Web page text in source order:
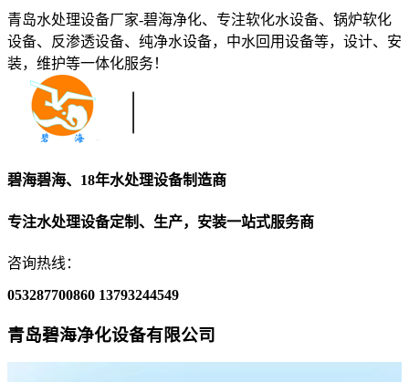
青岛水处理设备厂家-碧海净化、专注软化水设备、锅炉软化
设备、反渗透设备、纯净水设备，中水回用设备等，设计、安
装，维护等一体化服务！
碧海碧海、18年水处理设备制造商
专注水处理设备定制、生产，安装一站式服务商
咨询热线：
053287700860 13793244549
青岛碧海净化设备有限公司